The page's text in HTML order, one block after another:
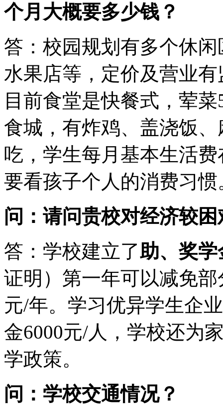
个月大概要多少钱？
答：校园规划有多个休
水果店等，定价及营业有
目前食堂是快餐式，荤
食城，有炸鸡、盖浇饭
吃，学生每月基本生活
要看孩子个人的消费习惯
问：请问贵校对经济较
答：学校建立了助、奖学
证明）第一年可以减免
元/年。学习优异学生企
金6000元/人，学校还为
学政策。
问：学校交通情况？